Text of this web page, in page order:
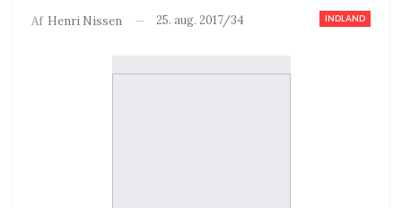
INDLAND
Af Henri Nissen 25. aug. 2017/34